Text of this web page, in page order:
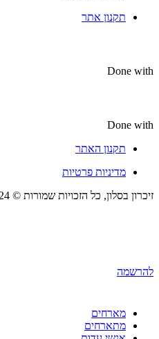
תקנון אתר
Done with
Done with
תקנון האתר
מדיניות פרטיות
זיכרון בסלון, כל הזכויות שמורות © 2024
להרשמה
מארחים
מתארחים